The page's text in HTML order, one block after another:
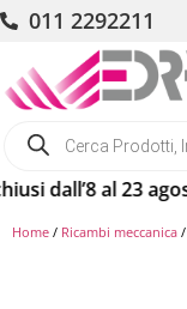
011 2292211
dall’8 al 23
Home / Ricambi meccanica /